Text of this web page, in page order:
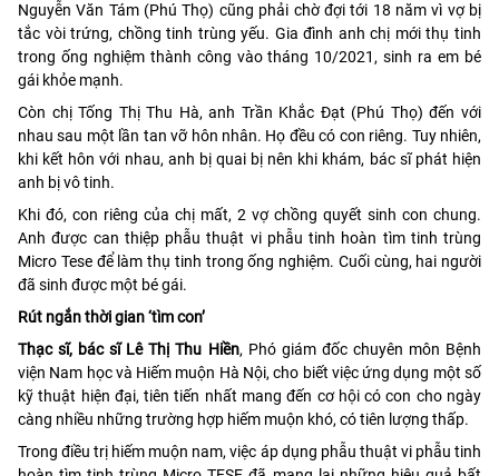
Nguyễn Văn Tám (Phú Thọ) cũng phải chờ đợi tới 18 năm vì vợ bị
tắc vòi trứng, chồng tinh trùng yếu. Gia đình anh chị mới thụ tinh
trong ống nghiệm thành công vào tháng 10/2021, sinh ra em bé
gái khỏe mạnh.
Còn chị Tống Thị Thu Hà, anh Trần Khắc Đạt (Phú Thọ) đến với
nhau sau một lần tan vỡ hôn nhân. Họ đều có con riêng. Tuy nhiên,
khi kết hôn với nhau, anh bị quai bị nên khi khám, bác sĩ phát hiện
anh bị vô tinh.
Khi đó, con riêng của chị mất, 2 vợ chồng quyết sinh con chung.
Anh được can thiệp phẫu thuật vi phẫu tinh hoàn tìm tinh trùng
Micro Tese để làm thụ tinh trong ống nghiệm. Cuối cùng, hai người
đã sinh được một bé gái.
Rút ngắn thời gian ‘tìm con’
Thạc sĩ, bác sĩ Lê Thị Thu Hiền, Phó giám đốc chuyên môn Bệnh
viện Nam học và Hiếm muộn Hà Nội, cho biết việc ứng dụng một số
kỹ thuật hiện đại, tiên tiến nhất mang đến cơ hội có con cho ngày
càng nhiều những trường hợp hiếm muộn khó, có tiên lượng thấp.
Trong điều trị hiếm muộn nam, việc áp dụng phẫu thuật vi phẫu tinh